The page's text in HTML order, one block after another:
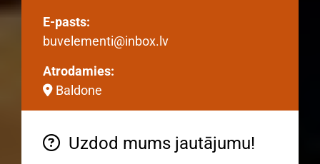
E-pasts:
buvelementi@inbox.lv
Atrodamies:
 Baldone
 Uzdod mums jautājumu!